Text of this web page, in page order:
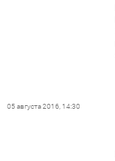
05 августа 2016, 14:30